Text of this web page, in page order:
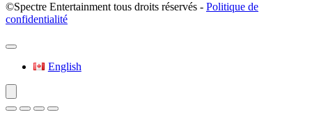
©Spectre Entertainment tous droits réservés - Politique de
confidentialité
English